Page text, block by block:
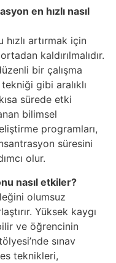
en hızlı nasıl
artırmak için
kaldırılmalıdır.
bir çalışma
gibi aralıklı
sürede etki
bilimsel
programları,
süresini
olur.
nasıl etkiler?
olumsuz
Yüksek kaygı
ve öğrencinin
sınav
teknikleri,